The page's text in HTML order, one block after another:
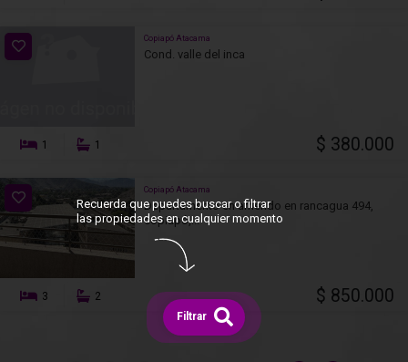
Copiapó Atacama
Cond. valle del inca
1 1 $ 380.000
Copiapó Atacama
Departamento en arriendo en rancagua 494,
copiapó,...
3 2 $ 850.000
Recuerda que puedes buscar o filtrar
las propiedades en cualquier momento
Filtrar